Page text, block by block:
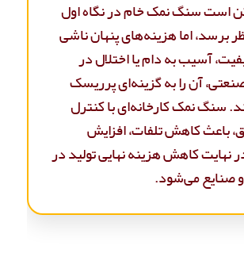
است سنگ نمک خام در نگاه اول
برسد، اما هزینه‌های پنهان ناشی
آسیب به دام یا اختلال در
آن را به گزینه‌ای پرریسک
سنگ نمک کارخانه‌ای با کنترل
باعث کاهش تلفات، افزایش
نهایت کاهش هزینه نهایی تولید در
صنایع می‌شود.